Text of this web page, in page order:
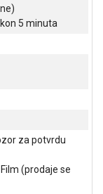
5 minuta
za potvrdu
(prodaje se